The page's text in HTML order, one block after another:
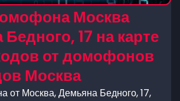
Москва
17 на карте
от домофонов
Москва
от Москва, Демьяна Бедного, 17,